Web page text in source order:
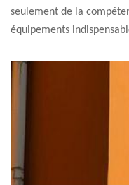
seulement de la
équipements